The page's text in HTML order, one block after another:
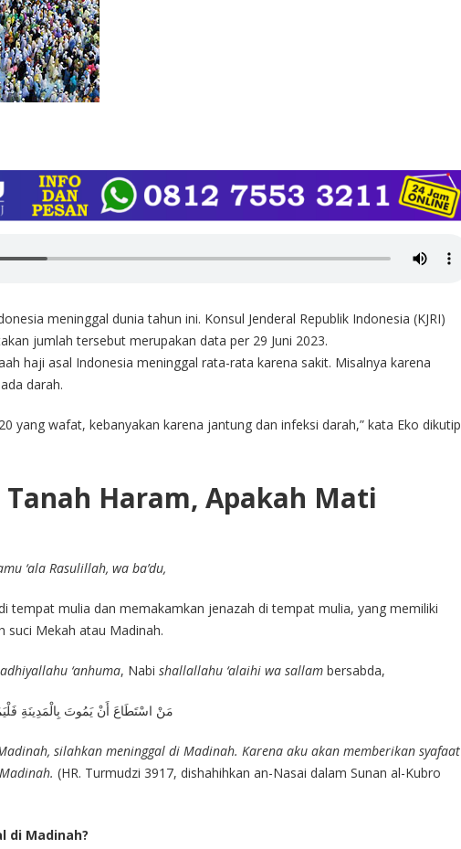
meninggal dunia tahun ini. Konsul Jenderal Republik Indonesia (KJRI)
jumlah tersebut merupakan data per 29 Juni 2023.
haji asal Indonesia meninggal rata-rata karena sakit. Misalnya karena
darah.
yang wafat, kebanyakan karena jantung dan infeksi darah,” kata Eko dikutip
Haram, Apakah Mati
‘ala Rasulillah, wa ba’du,
tempat mulia dan memakamkan jenazah di tempat mulia, yang memiliki
suci Mekah atau Madinah.
‘anhuma, Nabi shallallahu ‘alaihi wa sallam bersabda,
مَنْ اسْتَطَاعَ أَنْ يَمُوتَ بِالْمَدِينَةِ
silahkan meninggal di Madinah. Karena aku akan memberikan syafaat
(HR. Turmudzi 3917, dishahihkan an-Nasai dalam Sunan al-Kubro
di Madinah?